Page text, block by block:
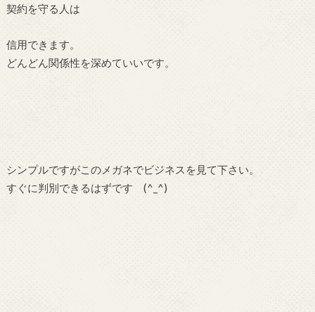
契約を守る人は
信用できます。
どんどん関係性を深めていいです。
シンプルですがこのメガネでビジネスを見て下さい。
すぐに判別できるはずです (^_^)